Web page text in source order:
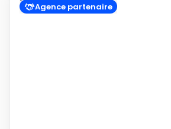
Agence partenaire